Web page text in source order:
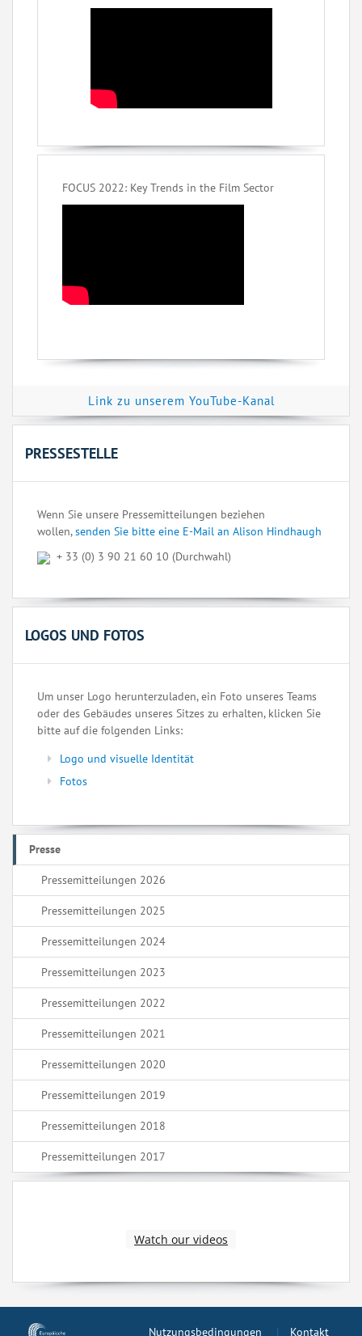
FOCUS 2022: Key Trends in the Film Sector
Link zu unserem YouTube-Kanal
PRESSESTELLE
Wenn Sie unsere Pressemitteilungen beziehen
wollen,senden Sie bitte eine E-Mail an Alison Hindhaugh
+ 33 (0) 3 90 21 60 10 (Durchwahl)
LOGOS UND FOTOS
Um unser Logo herunterzuladen, ein Foto unseres Teams
oder des Gebäudes unseres Sitzes zu erhalten, klicken Sie
bitte auf die folgenden Links:
Logo und visuelle Identität
Fotos
Presse
Pressemitteilungen 2026
Pressemitteilungen 2025
Pressemitteilungen 2024
Pressemitteilungen 2023
Pressemitteilungen 2022
Pressemitteilungen 2021
Pressemitteilungen 2020
Pressemitteilungen 2019
Pressemitteilungen 2018
Pressemitteilungen 2017
Watch our videos
Nutzungsbedingungen Kontakt